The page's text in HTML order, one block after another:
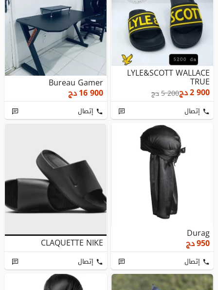
LYLE&SCOTT WALLACE
TRUE
2 900دج5 200دج
إتصال
Bureau Gamer
16 900دج
إتصال
Durag
950دج
إتصال
CLAQUETTE NIKE
إتصال